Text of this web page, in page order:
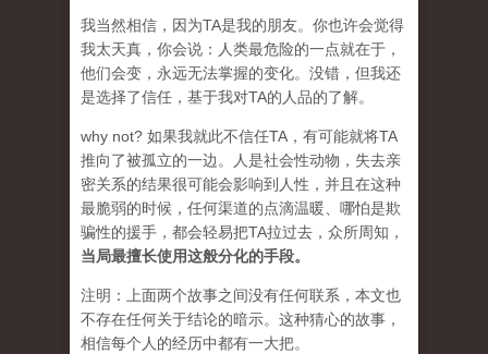
我当然相信，因为TA是我的朋友。你也许会觉得
我太天真，你会说：人类最危险的一点就在于，
他们会变，永远无法掌握的变化。没错，但我还
是选择了信任，基于我对TA的人品的了解。
why not? 如果我就此不信任TA，有可能就将TA
推向了被孤立的一边。人是社会性动物，失去亲
密关系的结果很可能会影响到人性，并且在这种
最脆弱的时候，任何渠道的点滴温暖、哪怕是欺
骗性的援手，都会轻易把TA拉过去，众所周知，
当局最擅长使用这般分化的手段。
注明：上面两个故事之间没有任何联系，本文也
不存在任何关于结论的暗示。这种猜心的故事，
相信每个人的经历中都有一大把。